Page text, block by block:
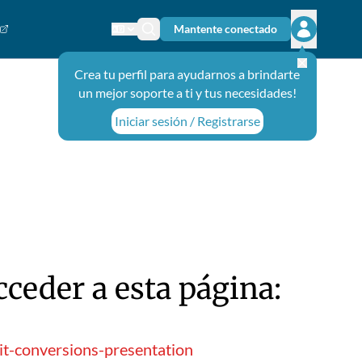
Cambiar el idioma
Ícono de búsqueda
Mantente conectado
Abrir el
Crea tu perfil para ayudarnos a brindarte
un mejor soporte a ti y tus necesidades!
Iniciar sesión / Registrarse
a esta página:
conversions-presentation